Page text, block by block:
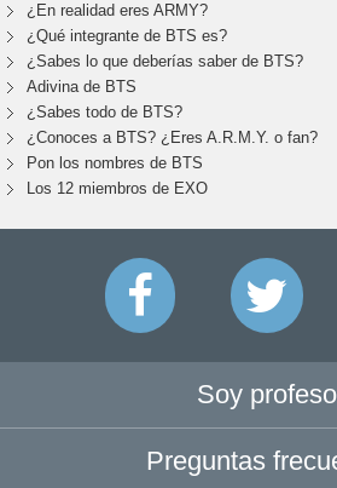
¿En realidad eres ARMY?
¿Qué integrante de BTS es?
¿Sabes lo que deberías saber de BTS?
Adivina de BTS
¿Sabes todo de BTS?
¿Conoces a BTS? ¿Eres A.R.M.Y. o fan?
Pon los nombres de BTS
Los 12 miembros de EXO
Soy
Preguntas